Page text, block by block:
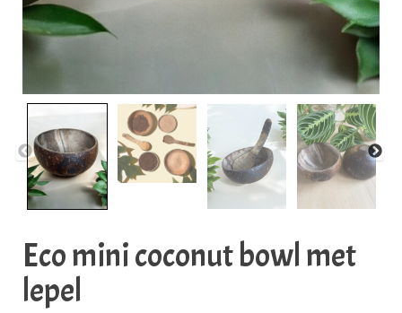
Eco mini coconut bowl met
lepel